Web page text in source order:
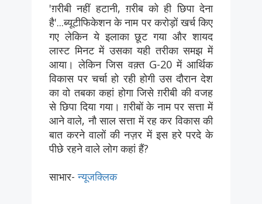
'ग़रीबी नहीं हटानी, ग़रीब को ही छिपा देना
है'...ब्यूटीफिकेशन के नाम पर करोड़ों खर्च किए
गए लेकिन ये इलाका छूट गया और शायद
लास्ट मिनट में उसका यही तरीका समझ में
आया। लेकिन जिस वक़्त G-20 में आर्थिक
विकास पर चर्चा हो रही होगी उस दौरान देश
का वो तबका कहां होगा जिसे ग़रीबी की वजह
से छिपा दिया गया। ग़रीबों के नाम पर सत्ता में
आने वाले, नौ साल सत्ता में रह कर विकास की
बात करने वालों की नज़र में इस हरे परदे के
पीछे रहने वाले लोग कहां हैं?
साभार-न्यूजक्लिक